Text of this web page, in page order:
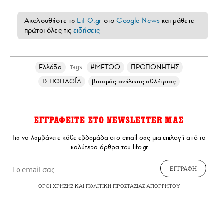
Ακολουθήστε το LiFO.gr στοGoogle News και μάθετε
πρώτοι όλες τις ειδήσεις
Ελλάδα Tags #METOO
ΠΡΟΠΟΝΗΤΗΣ
ΙΣΤΙΟΠΛΟΪ́Α
βιασμός ανήλικης αθλήτριας
ΕΓΓΡΑΦΕΙΤΕ ΣΤΟ NEWSLETTER ΜΑΣ
Για να λαμβάνετε κάθε εβδομάδα στο email σας μια επιλογή από τα
καλύτερα άρθρα του lifo.gr
ΕΓΓΡΑΦΗ
ΟΡΟΙ ΧΡΗΣΗΣΚΑΙ ΠΟΛΙΤΙΚΗ ΠΡΟΣΤΑΣΙΑΣ ΑΠΟΡΡΗΤΟΥ